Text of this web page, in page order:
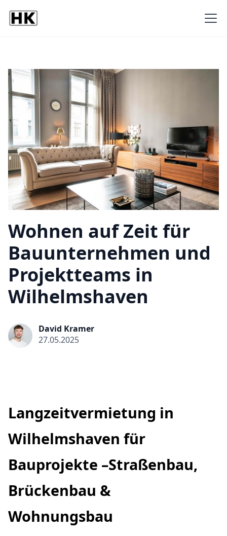
Wohnen auf Zeit für
Bauunternehmen und
Projektteams in
Wilhelmshaven
David Kramer
27.05.2025
Langzeitvermietung in
Wilhelmshaven für
Bauprojekte –Straßenbau,
Brückenbau &
Wohnungsbau